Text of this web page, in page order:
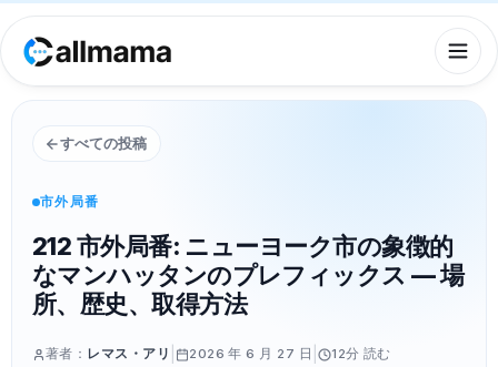
すべての投稿
市外局番
212 市外局番: ニューヨーク市の象徴的
なマンハッタンのプレフィックス — 場
所、歴史、取得方法
著者： レマス・アリ 2026 年 6 月 27 日 | 12分 読む